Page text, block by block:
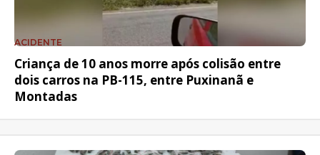
ACIDENTE
Criança de 10 anos morre após colisão entre
dois carros na PB-115, entre Puxinanã e
Montadas